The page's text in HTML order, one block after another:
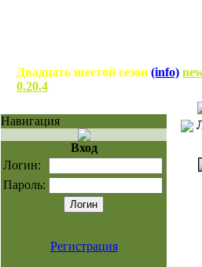
Двадцать шестой сезон (info)
0.20.4
Навигация
Вход
Логин:
Пароль:
Регистрация